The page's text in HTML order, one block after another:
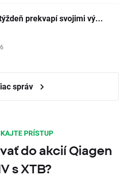
prekvapí svojimi vý...
správ
PRÍSTUP
do akcií Qiagen
s XTB?